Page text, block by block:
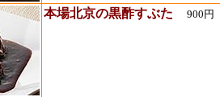
本場北京の黒酢すぶた 900円